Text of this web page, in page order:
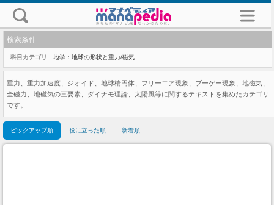
検索条件
科目カテゴリ 地学：地球の形状と重力/磁気
重力、重力加速度、ジオイド、地球楕円体、フリーエア現象、ブーゲー現象、地磁気、
全磁力、地磁気の三要素、ダイナモ理論、太陽風等に関するテキストを集めたカテゴリ
です。
ピックアップ順 役に立った順 新着順